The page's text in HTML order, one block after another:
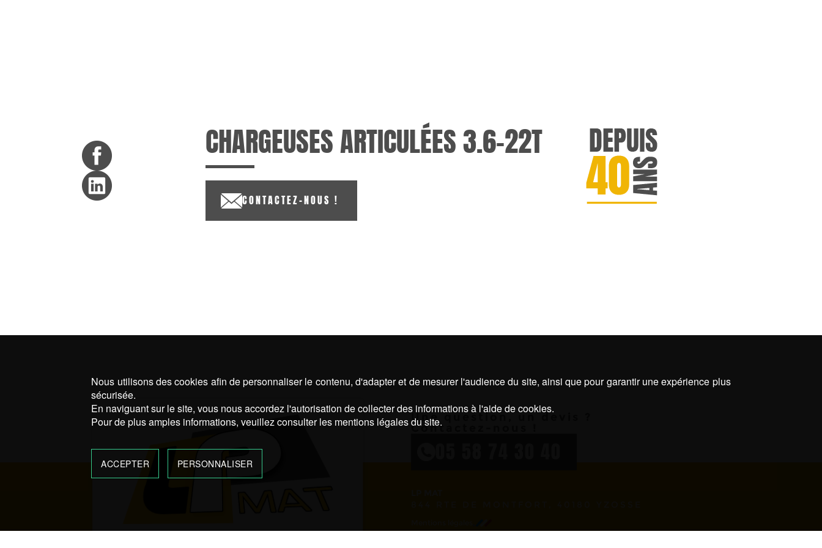
CHARGEUSES ARTICULÉES 3.6-22T
CONTACTEZ-NOUS !
Une question, un devis ?
Contactez-nous !
Nous utilisons des cookies afin de personnaliser le contenu, d'adapter et de mesurer l'audience du site, ainsi que pour garantir une expérience plus
sécurisée.
En naviguant sur le site, vous nous accordez l'autorisation de collecter des informations à l'aide de cookies.
Pour de plus amples informations, veuillez consulter les mentions légales du site.
ACCEPTER PERSONNALISER